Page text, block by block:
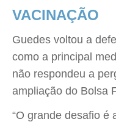
VACINAÇÃO
Guedes voltou a
como a principal
não respondeu a
ampliação do Bolsa
“O grande desafio é